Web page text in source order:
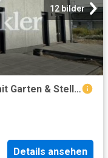
12 bilder
Neubau Doppelhaushälfte 5 Zi. mit Garten & Stellplatz – nur noch 1 verfügbar | nahe Berlin/Potsdam
Details ansehen